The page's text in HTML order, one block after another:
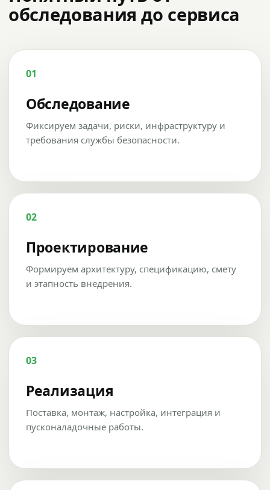
обследования до сервиса
01
Обследование
Фиксируем задачи, риски, инфраструктуру и
требования службы безопасности.
02
Проектирование
Формируем архитектуру, спецификацию, смету
и этапность внедрения.
03
Реализация
Поставка, монтаж, настройка, интеграция и
пусконаладочные работы.